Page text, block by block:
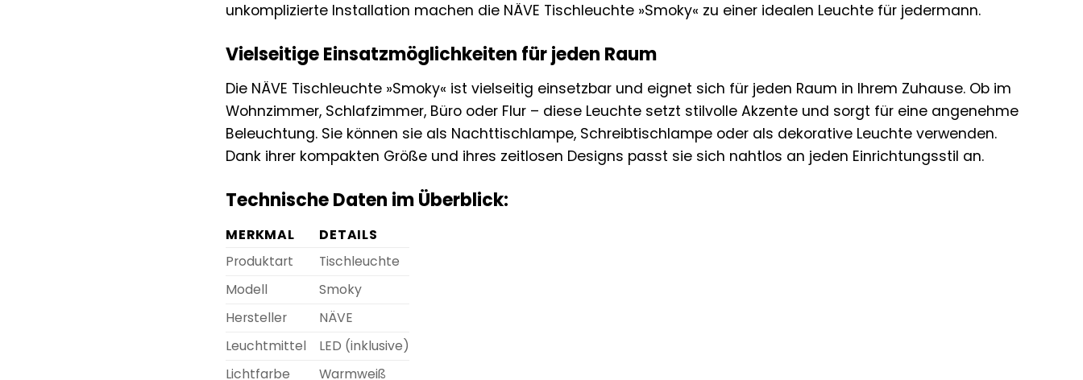
unkomplizierte Installation machen die NÄVE Tischleuchte »Smoky« zu einer idealen Leuchte für jedermann.
Vielseitige Einsatzmöglichkeiten für jeden Raum
Die NÄVE Tischleuchte »Smoky« ist vielseitig einsetzbar und eignet sich für jeden Raum in Ihrem Zuhause. Ob im
Wohnzimmer, Schlafzimmer, Büro oder Flur – diese Leuchte setzt stilvolle Akzente und sorgt für eine angenehme
Beleuchtung. Sie können sie als Nachttischlampe, Schreibtischlampe oder als dekorative Leuchte verwenden.
Dank ihrer kompakten Größe und ihres zeitlosen Designs passt sie sich nahtlos an jeden Einrichtungsstil an.
Technische Daten im Überblick:
MERKMAL
DETAILS
Produktart
Tischleuchte
Modell
Smoky
Hersteller
NÄVE
Leuchtmittel
LED (inklusive)
Lichtfarbe
Warmweiß